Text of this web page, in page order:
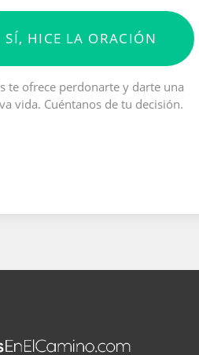
SÍ, HICE LA ORACIÓN
te ofrece perdonarte y darte una
vida. Cuéntanos de tu decisión.